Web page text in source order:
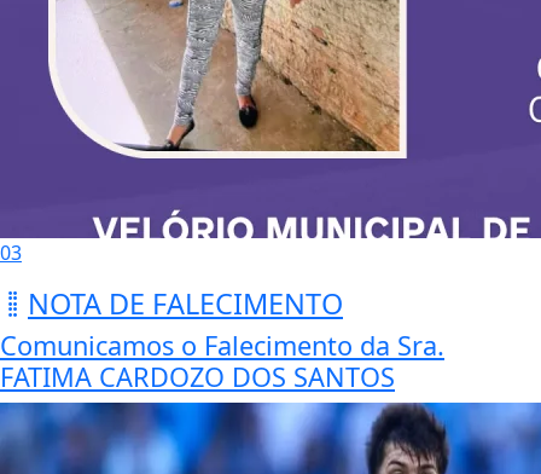
03
NOTA DE FALECIMENTO
Comunicamos o Falecimento da Sra.
FATIMA CARDOZO DOS SANTOS